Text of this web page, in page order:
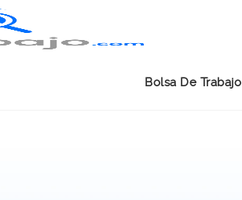
Bolsa De Trabajo